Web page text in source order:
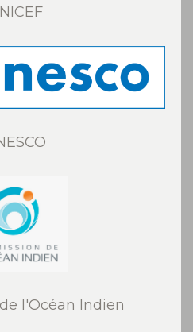
l'Océan Indien